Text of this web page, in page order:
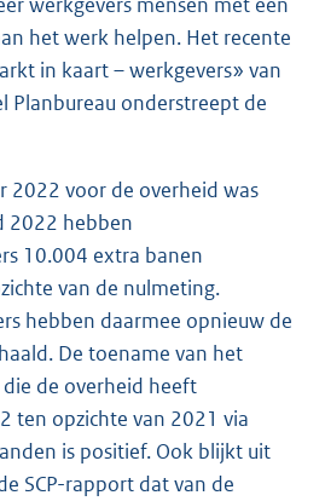
het werk helpen. Het recente
in kaart – werkgevers» van
Planbureau onderstreept de
2022 voor de overheid was
2022 hebben
10.004 extra banen
van de nulmeting.
hebben daarmee opnieuw de
De toename van het
de overheid heeft
ten opzichte van 2021 via
is positief. Ook blijkt uit
SCP-rapport dat van de